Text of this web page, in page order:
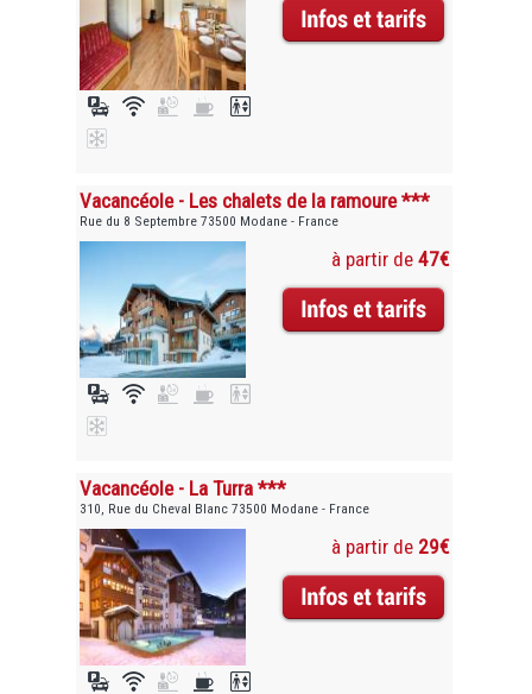
Vacancéole - Les chalets de la ramoure ***
Rue du 8 Septembre 73500 Modane - France
à partir de 47€
Vacancéole - La Turra ***
310, Rue du Cheval Blanc 73500 Modane - France
à partir de 29€